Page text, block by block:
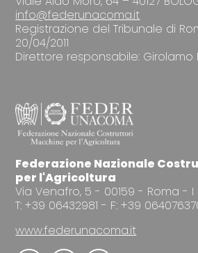
info@federunacoma.it
Registrazione del Tribunale di
20/04/2011
Direttore responsabile: Girolamo
Federazione Nazionale
per l'Agricoltura
Via Venafro, 5 - 00159 - Roma - I
T: +39 06432981 - F: +39
www.federunacoma.it